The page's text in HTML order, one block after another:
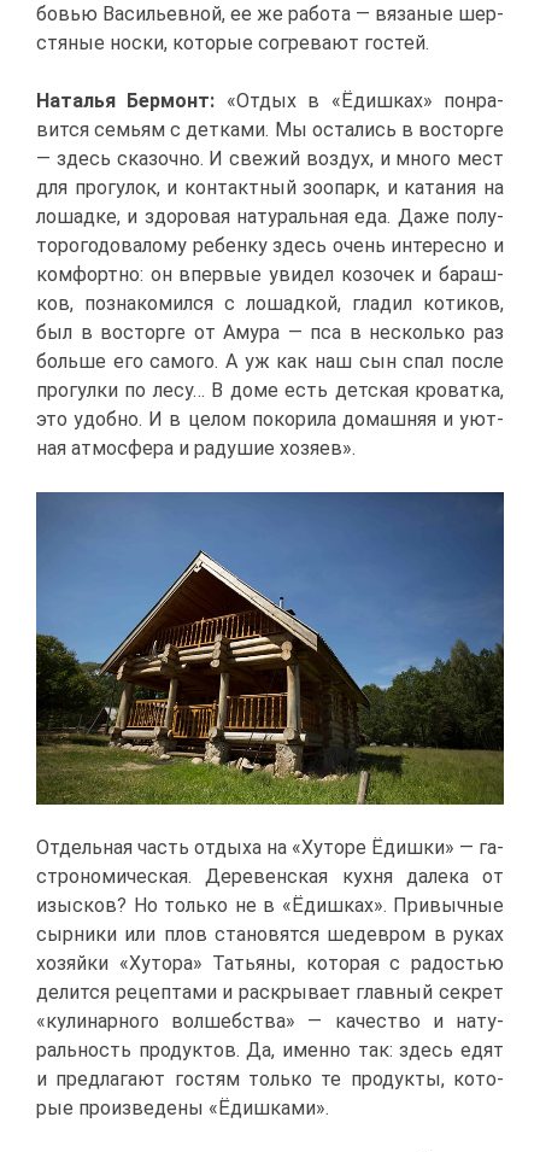
бо­вью Ва­си­льев­ной, ее же ра­бо­та — вя­за­ные шер­
стя­ные нос­ки, ко­то­рые со­гре­ва­ют го­стей.
На­та­лья Бер­монт: «От­дых в «Ёдиш­ках» по­нра­
вит­ся се­мьям с дет­ка­ми. Мы оста­лись в вос­тор­ге
— здесь ска­зоч­но. И све­жий воз­дух, и мно­го мест
для про­гу­лок, и кон­такт­ный зоо­парк, и ка­та­ния на
ло­шад­ке, и здо­ро­вая на­ту­раль­ная еда. Да­же по­лу­
то­ро­го­до­ва­ло­му ре­бен­ку здесь очень ин­те­рес­но и
ком­форт­но: он впер­вые уви­дел ко­зо­чек и ба­раш­
ков, по­зна­ко­мил­ся с ло­шад­кой, гла­дил ко­ти­ков,
был в вос­тор­ге от Аму­ра — пса в несколь­ко раз
боль­ше его са­мо­го. А уж как наш сын спал по­сле
про­гул­ки по ле­су… В до­ме есть дет­ская кро­ват­ка,
это удоб­но. И в це­лом по­ко­ри­ла до­маш­няя и уют­
ная ат­мо­сфе­ра и ра­ду­шие хо­зя­ев».
От­дель­ная часть от­ды­ха на «Ху­то­ре Ёдиш­ки» — га­
стро­но­ми­че­ская. Де­ре­вен­ская кух­ня да­ле­ка от
изыс­ков? Но толь­ко не в «Ёдиш­ках». При­выч­ные
сыр­ни­ки или плов ста­но­вят­ся ше­дев­ром в ру­ках
хо­зяй­ки «Ху­то­ра» Та­тья­ны, ко­то­рая с ра­до­стью
де­лит­ся ре­цеп­та­ми и рас­кры­ва­ет глав­ный сек­рет
«ку­ли­нар­но­го вол­шеб­ства» — ка­че­ство и на­ту­
раль­ность про­дук­тов. Да, имен­но так: здесь едят
и пред­ла­га­ют го­стям толь­ко те про­дук­ты, ко­то­
рые про­из­ве­де­ны «Ёдиш­ка­ми».